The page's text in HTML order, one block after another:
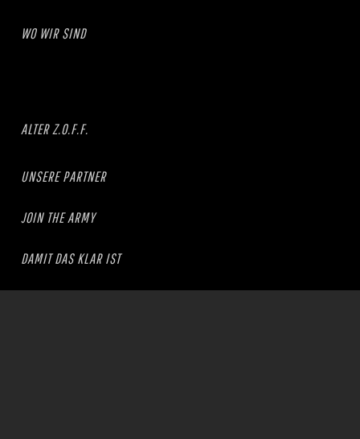
WO WIR SIND
ALTER Z.O.F.F.
UNSERE PARTNER
JOIN THE ARMY
DAMIT DAS KLAR IST